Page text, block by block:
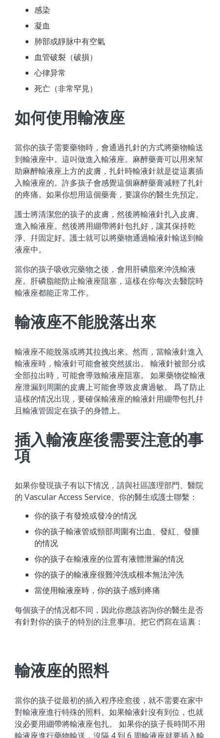
感染
凝血
肺部或靜脉中有空氣
血管破裂（破損）
心律异常
死亡（非常罕見）
如何使用輸液座
當你的孩子需要藥物時，會通過扎針的方式將藥物輸送
到輸液座中。這叫做進入輸液座。麻醉藥膏可以用來幫
助麻醉輸液座上方的皮膚，扎針時輸液針就是從這裏插
入輸液座的。許多孩子會感覺這個麻醉藥膏减輕了扎針
的疼痛。如果你想用這個藥膏，要讓你的醫生先預定。
護士將清潔您的孩子的皮膚，然後將輸液針扎入皮膚、
進入輸液座。然後將用綳帶將針包扎好，讓其保持乾
淨、幷固定好。護士就可以將藥物通過輸液針輸送到輸
液座中。
當你的孩子吸收完藥物之後，會用肝磷脂來沖洗輸液
座。肝磷脂能防止輸液座阻塞，這樣在你每次去醫院時
輸液座都能正常工作。
輸液座不能脫落出來
輸液座不能脫落或將其拉拽出來。然而，當輸液針進入
輸液座時，輸液針可能會被突然拔出。 輸液針被部分或
全部拉出時，可能會導致輸液座阻塞。 如果藥物從輸液
座泄漏到周圍的皮膚上可能會導致皮膚過敏。 爲了防止
這樣的情况出現，要確保輸液座的輸液針用綳帶包扎幷
且輸液管固定在孩子的身體上。
插入輸液座後需要注意的事
項
如果你發現孩子有以下情况，請與社區護理部門、醫院
的 Vascular Access Service、你的醫生或護士聯繫：
你的孩子有發燒或發冷的情况
你的孩子輸液管或頸部周圍有岀血、發紅、發腫
的情况
你的孩子在輸液座的位置有液體泄漏的情况
你的孩子的輸液座很難沖洗或根本無法沖洗
當使用輸液座時，你的孩子感到疼痛
每個孩子的情况都不同，因此你應該咨詢你的醫生是否
有針對你的孩子的特別的注意事項。把它們寫在這裏：
輸液座的照料
當你的孩子從最初的插入程序痊愈後，就不需要在家中
對輸液座進行特殊的照料。如果輸液針沒有到位，也就
沒必要用綳帶將輸液座包扎。 如果你的孩子長時間不用
輸液座進行藥物輸送，沒隔 4 到 6 周輸液座就要插入輸